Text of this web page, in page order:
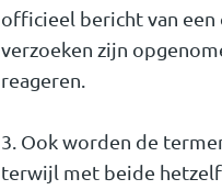
officieel bericht van
verzoeken zijn
reageren.
3. Ook worden de
terwijl met beide